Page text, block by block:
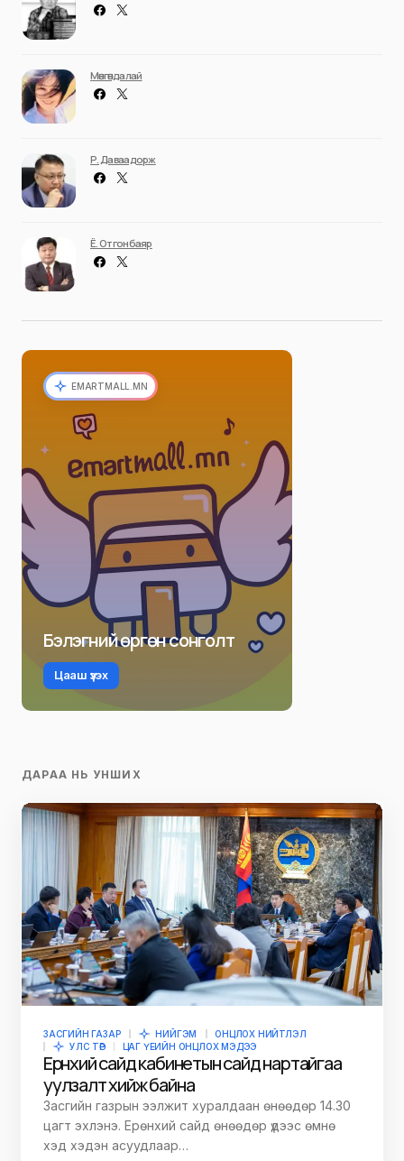
Мөнгөндалай
Р. Даваадорж
Ё. Отгонбаяр
EMARTMALL.MN
Бэлэгний өргөн сонголт
Цааш үзэх
ДАРАА НЬ УНШИХ
ЗАСГИЙН ГАЗАР НИЙГЭМ
ОНЦЛОХ НИЙТЛЭЛ
УЛС ТӨР
ЦАГ ҮЕИЙН ОНЦЛОХ МЭДЭЭ
Ерөнхий сайд кабинетын сайд нартайгаа
уулзалт хийж байна
Засгийн газрын ээлжит хуралдаан өнөөдөр 14.30
цагт эхлэнэ. Ерөнхий сайд өнөөдөр үдээс өмнө
хэд хэдэн асуудлаар…